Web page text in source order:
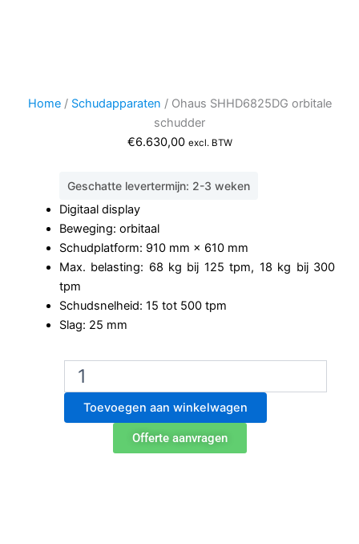
Home/ Schudapparaten / Ohaus SHHD6825DG orbitale
schudder
€6.630,00 excl. BTW
Geschatte levertermijn: 2-3 weken
Digitaal display
Beweging: orbitaal
Schudplatform: 910 mm × 610 mm
Max. belasting: 68 kg bij 125 tpm, 18 kg bij 300
tpm
Schudsnelheid: 15 tot 500 tpm
Slag: 25 mm
Ohaus
SHHD6825DG
orbitale
schudder
Toevoegen aan winkelwagen
Offerte aanvragen